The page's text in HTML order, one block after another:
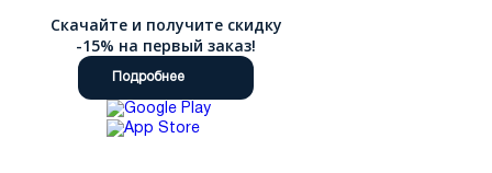
Скачайте и получите скидку
-15% на первый заказ!
Подробнее